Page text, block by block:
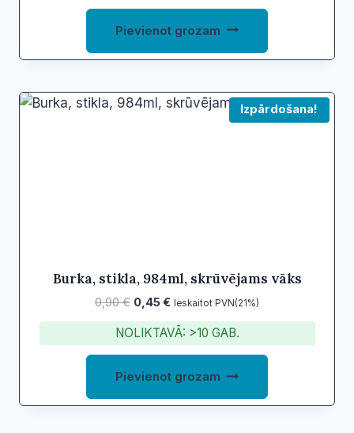
0,99 €.0,44 €.
Pievienot grozam
Izpārdošana!
Burka, stikla, 984ml, skrūvējams vāks
0,90€ Original
price
was:
0,90 €.
0,45€Current
price
is:
0,45 €.
Ieskaitot PVN(21%)
NOLIKTAVĀ: >10 GAB.
Pievienot grozam